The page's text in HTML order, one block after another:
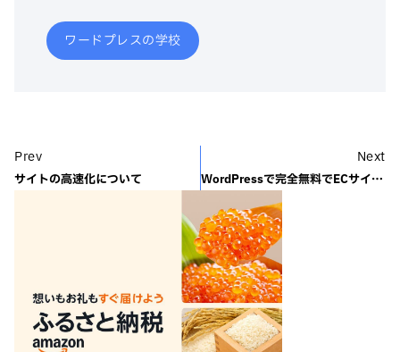
ワードプレスの学校
Prev
サイトの高速化について
Next
WordPressで完全無料でECサイトを！